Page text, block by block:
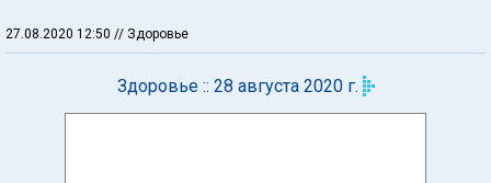
27.08.2020 12:50 // Здоровье
Здоровье :: 28 августа 2020 г.